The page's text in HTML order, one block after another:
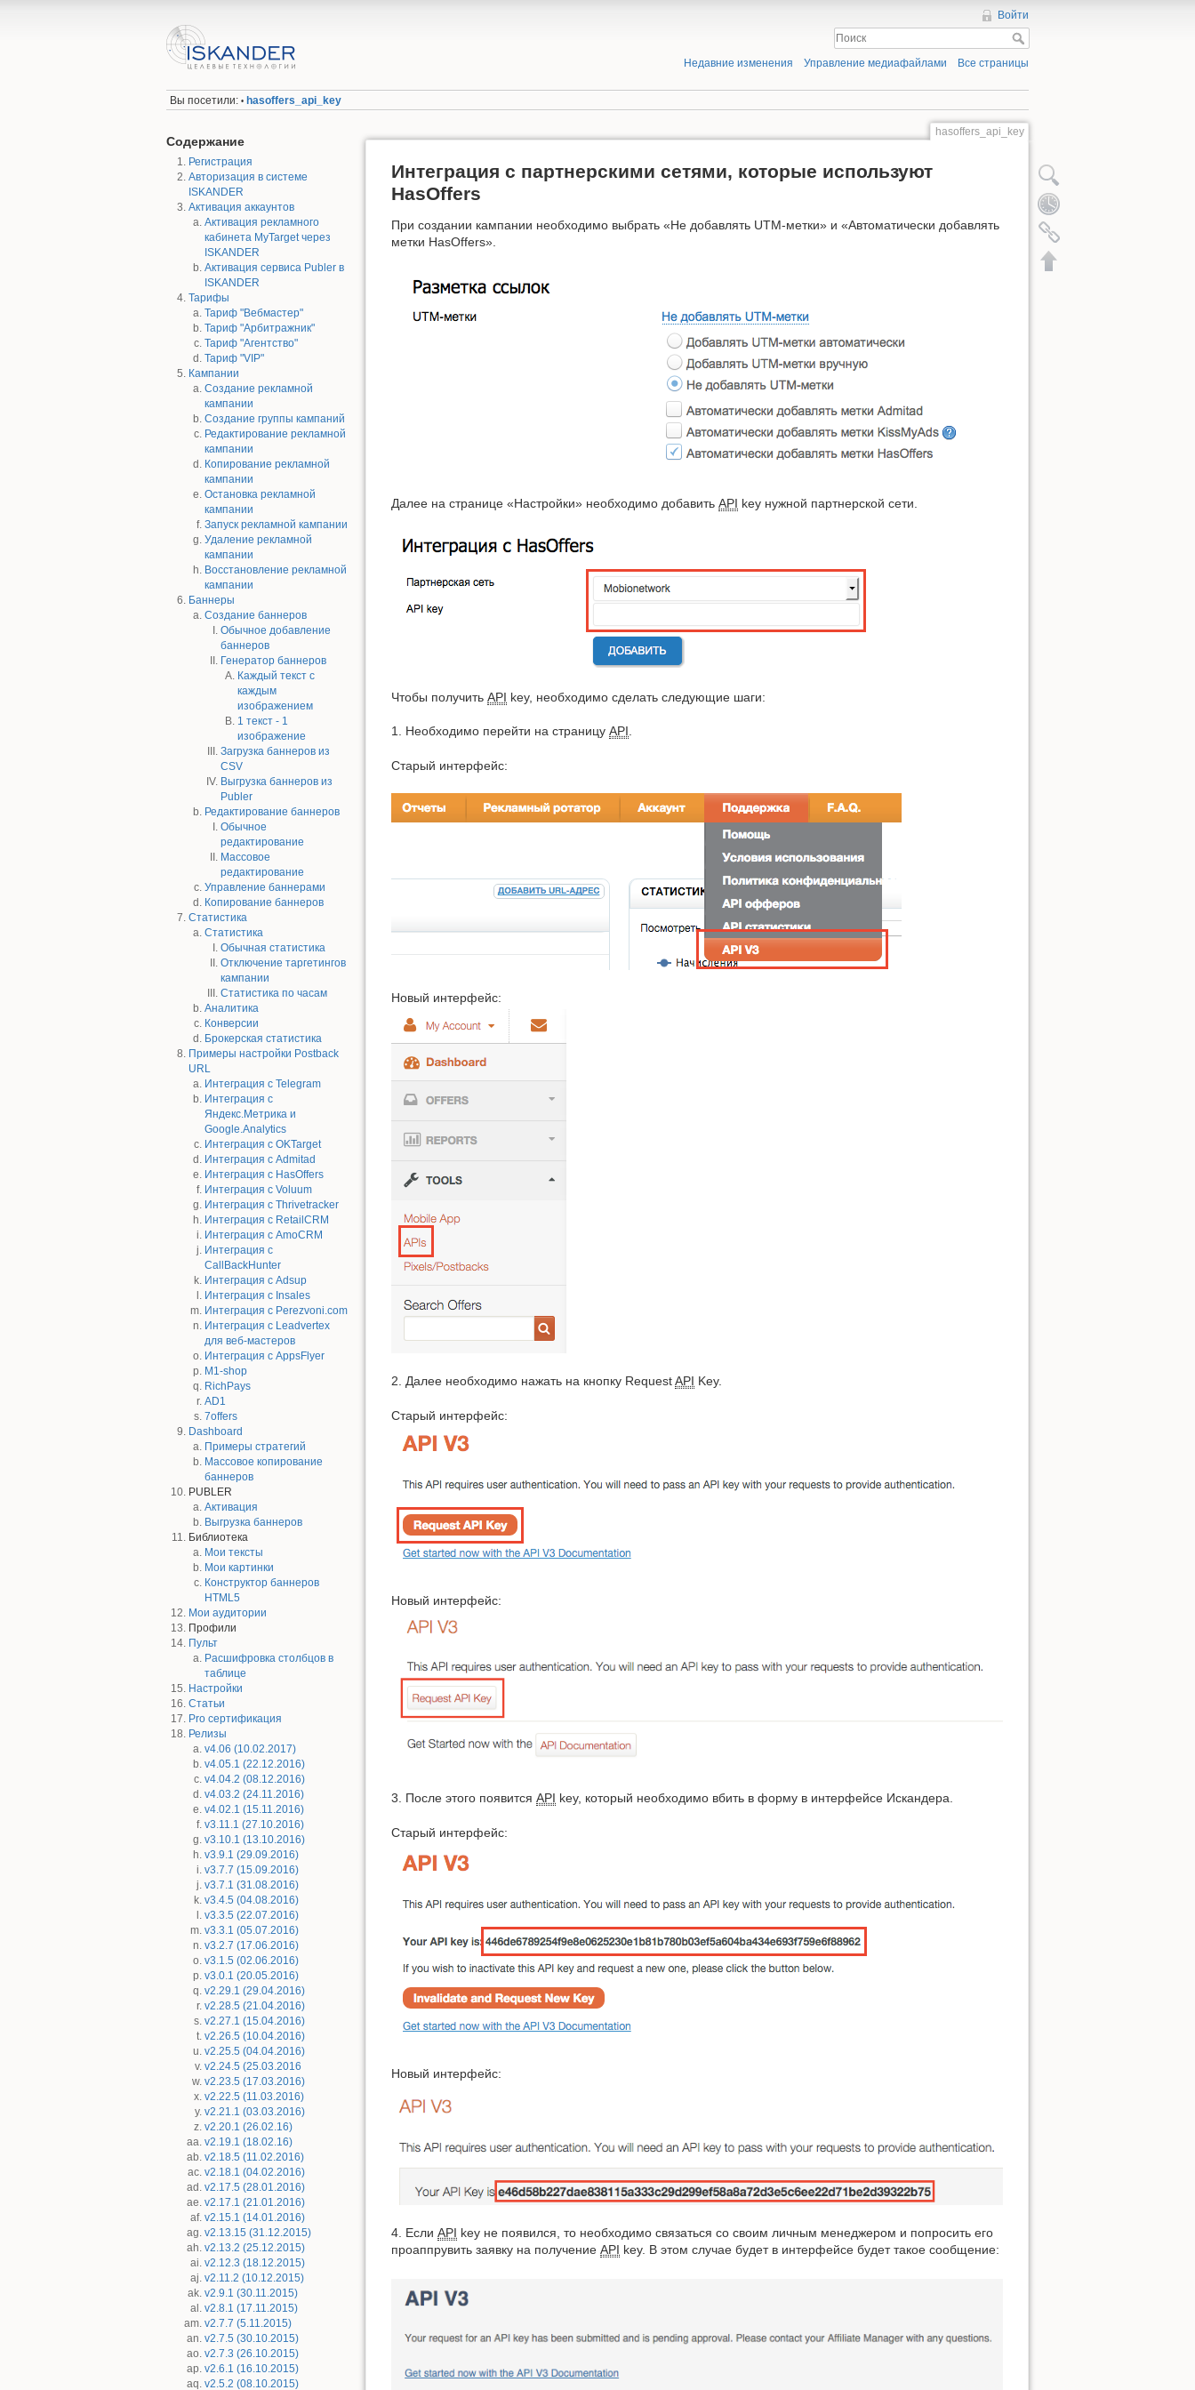
Войти
Недавние изменения Управление медиафайлами Все страницы
Вы посетили: • hasoffers_api_key
Содержание
Регистрация
Авторизация в системе
ISKANDER
Активация аккаунтов
Активация рекламного
кабинета MyTarget через
ISKANDER
Активация сервиса Publer в
ISKANDER
Тарифы
Тариф "Вебмастер"
Тариф "Арбитражник"
Тариф "Агентство"
Тариф "VIP"
Кампании
Создание рекламной
кампании
Создание группы кампаний
Редактирование рекламной
кампании
Копирование рекламной
кампании
Остановка рекламной
кампании
Запуск рекламной кампании
Удаление рекламной
кампании
Восстановление рекламной
кампании
Баннеры
Создание баннеров
Обычное добавление
баннеров
Генератор баннеров
Каждый текст с
каждым
изображением
1 текст - 1
изображение
Загрузка баннеров из
CSV
Выгрузка баннеров из
Publer
Редактирование баннеров
Обычное
редактирование
Массовое
редактирование
Управление баннерами
Копирование баннеров
Статистика
Статистика
Обычная статистика
Отключение таргетингов
кампании
Статистика по часам
Аналитика
Конверсии
Брокерская статистика
Примеры настройки Postback
URL
Интеграция с Telegram
Интеграция с
Яндекс.Метрика и
Google.Analytics
Интеграция с OKTarget
Интеграция с Admitad
Интеграция с HasOffers
Интеграция с Voluum
Интеграция с Thrivetracker
Интеграция с RetailCRM
Интеграция с AmoCRM
Интеграция с
CallBackHunter
Интеграция с Adsup
Интеграция с Insales
Интеграция с Perezvoni.com
Интеграция с Leadvertex
для веб-мастеров
Интеграция с AppsFlyer
M1-shop
RichPays
AD1
7offers
Dashboard
Примеры стратегий
Массовое копирование
баннеров
PUBLER
Активация
Выгрузка баннеров
Библиотека
Мои тексты
Мои картинки
Конструктор баннеров
HTML5
Мои аудитории
Профили
Пульт
Расшифровка столбцов в
таблице
Настройки
Статьи
Pro сертификация
Релизы
v4.06 (10.02.2017)
v4.05.1 (22.12.2016)
v4.04.2 (08.12.2016)
v4.03.2 (24.11.2016)
v4.02.1 (15.11.2016)
v3.11.1 (27.10.2016)
v3.10.1 (13.10.2016)
v3.9.1 (29.09.2016)
v3.7.7 (15.09.2016)
v3.7.1 (31.08.2016)
v3.4.5 (04.08.2016)
v3.3.5 (22.07.2016)
v3.3.1 (05.07.2016)
v3.2.7 (17.06.2016)
v3.1.5 (02.06.2016)
v3.0.1 (20.05.2016)
v2.29.1 (29.04.2016)
v2.28.5 (21.04.2016)
v2.27.1 (15.04.2016)
v2.26.5 (10.04.2016)
v2.25.5 (04.04.2016)
v2.24.5 (25.03.2016
v2.23.5 (17.03.2016)
v2.22.5 (11.03.2016)
v2.21.1 (03.03.2016)
v2.20.1 (26.02.16)
v2.19.1 (18.02.16)
v2.18.5 (11.02.2016)
v2.18.1 (04.02.2016)
v2.17.5 (28.01.2016)
v2.17.1 (21.01.2016)
v2.15.1 (14.01.2016)
v2.13.15 (31.12.2015)
v2.13.2 (25.12.2015)
v2.12.3 (18.12.2015)
v2.11.2 (10.12.2015)
v2.9.1 (30.11.2015)
v2.8.1 (17.11.2015)
v2.7.7 (5.11.2015)
v2.7.5 (30.10.2015)
v2.7.3 (26.10.2015)
v2.6.1 (16.10.2015)
v2.5.2 (08.10.2015)
hasoffers_api_key
Интеграция с партнерскими сетями, которые используют
HasOffers
При создании кампании необходимо выбрать «Не добавлять UTM-метки» и «Автоматически добавлять
метки HasOffers».
Далее на странице «Настройки» необходимо добавить API key нужной партнерской сети.
Чтобы получить API key, необходимо сделать следующие шаги:
1. Необходимо перейти на страницу API.
Старый интерфейс:
Новый интерфейс:
2. Далее необходимо нажать на кнопку RequestAPI Key.
Старый интерфейс:
Новый интерфейс:
3. После этого появится API key, который необходимо вбить в форму в интерфейсе Искандера.
Старый интерфейс:
Новый интерфейс:
4. Если API key не появился, то необходимо связаться со своим личным менеджером и попросить его
проаппрувить заявку на получение API key. В этом случае будет в интерфейсе будет такое сообщение: